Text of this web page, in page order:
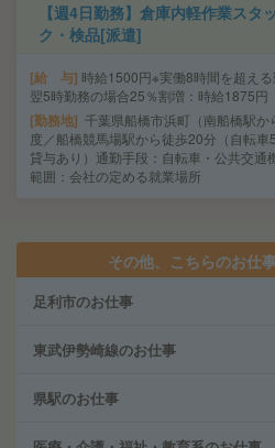
【週4日勤務】倉庫内軽作業ス
ク・検品[派遣]
給 与 時給1500円※実働8時間を超え
翌5時勤務の場合25％割増：時給1875円
勤務地 千葉県船橋市浜町（南船橋駅か
度／船橋競馬場駅から徒歩20分（自転車
貸与あり）通勤手段：自転車・公共交
範囲：会社の定める就業場所
その他、こちらのお仕
足利市のお仕事
東武伊勢崎線のお仕事
県駅のお仕事